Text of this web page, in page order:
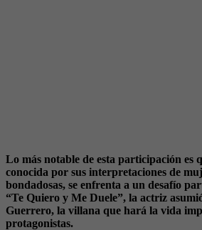
Lo más notable de esta participación es
conocida por sus interpretaciones de
bondadosas, se enfrenta a un desafío
“Te Quiero y Me Duele”, la actriz
Guerrero, la villana que hará la vida
protagonistas.